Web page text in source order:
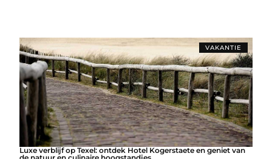
VAKANTIE
Luxe verblijf op Texel: ontdek Hotel Kogerstaete en geniet van